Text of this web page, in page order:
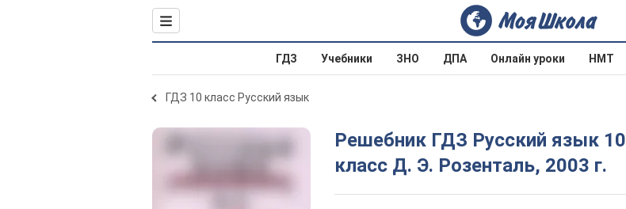
ГДЗ Учебники ЗНО ДПА Онлайн уроки НМТ
ГДЗ 10 класс Русский язык
Решебник ГДЗ Русский язык 10
класс Д. Э. Розенталь, 2003 г.